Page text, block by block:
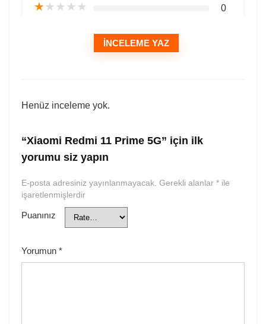
★★★★★ 0
İNCELEME YAZ
Henüz inceleme yok.
“Xiaomi Redmi 11 Prime 5G” için ilk
yorumu siz yapın
E-posta adresiniz yayınlanmayacak. Gerekli alanlar * ile
işaretlenmişlerdir
Puanınız
Yorumun *